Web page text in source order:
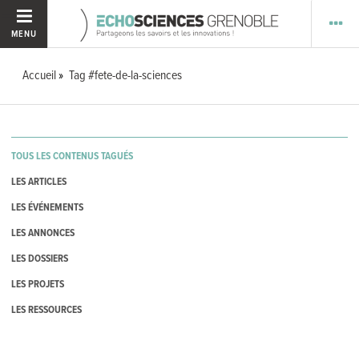
MENU
Accueil Tag #fete-de-la-sciences
TOUS LES CONTENUS TAGUÉS
LES ARTICLES
LES ÉVÉNEMENTS
LES ANNONCES
LES DOSSIERS
LES PROJETS
LES RESSOURCES